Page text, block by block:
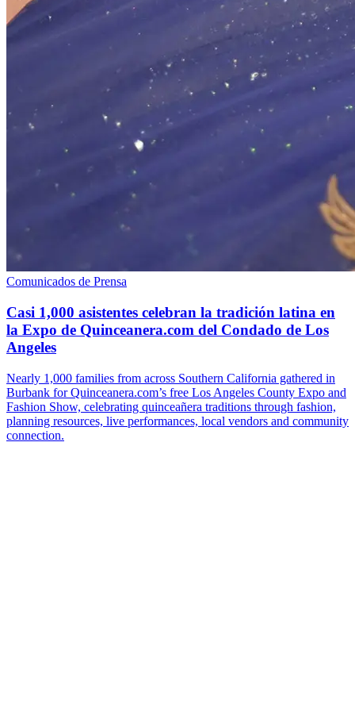
Comunicados de Prensa
Casi 1,000 asistentes celebran la tradición latina en
la Expo de Quinceanera.com del Condado de Los
Angeles
Nearly 1,000 families from across Southern California gathered in
Burbank for Quinceanera.com’s free Los Angeles County Expo and
Fashion Show, celebrating quinceañera traditions through fashion,
planning resources, live performances, local vendors and community
connection.